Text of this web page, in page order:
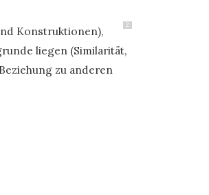
2
Konstruktionen),
liegen (Similarität,
zu anderen